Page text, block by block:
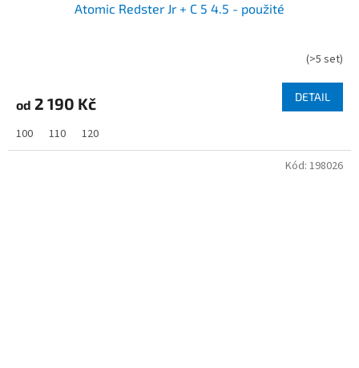
Atomic Redster Jr + C 5 4.5 - použité
(>5 set)
od 2 190 Kč DETAIL
100 110 120
Kód: 198026